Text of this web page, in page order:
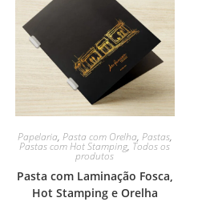
Papelaria, Pasta com Orelha, Pastas,
Pastas com Hot Stamping, Todos os
produtos
Pasta com Laminação Fosca,
Hot Stamping e Orelha